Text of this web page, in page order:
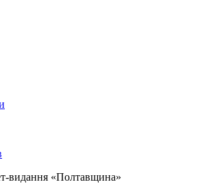
видання «Полтавщина»